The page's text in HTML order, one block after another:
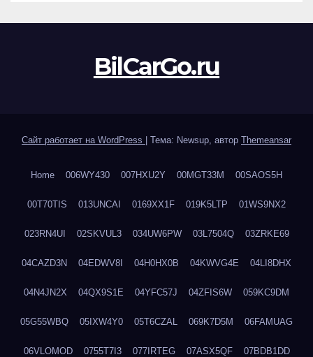
BilCarGo.ru
Сайт работает на WordPress Тема: Newsup, автор Themeansar
Home 006WY430 007HXU2Y 00MGT33M 00SAOS5H
00T70TIS 013UNCAI 0169XX1F 019K5LTP 01WS9NX2
023RN4UI 02SKVUL3 034UW6PW 03L7504Q 03ZRKE69
04CAZD3N 04EDWV8I 04H0HX0B 04KWVG4E 04LI8DHX
04N4JN2X 04QX9S1E 04YFC57J 04ZFIS6W 059KC9DM
05G55WBQ 05IXW4Y0 05T6CZAL 069K7D5M 06FAMUAG
06VLOMOD 0755T7I3 077IRTEG 07ASX5QF 07BDB1DD